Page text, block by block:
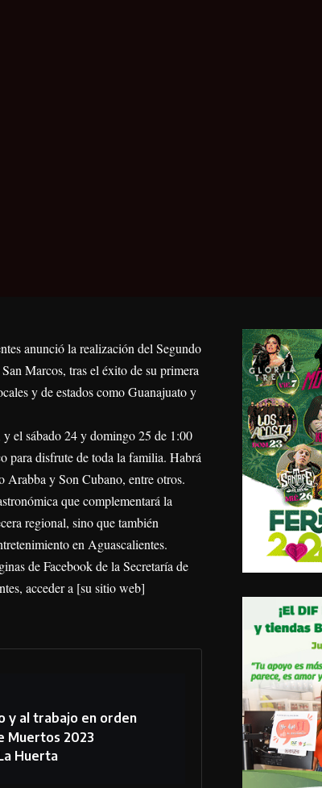
anunció la realización del Segundo
Marcos, tras el éxito de su primera
y de estados como Guanajuato y
el sábado 24 y domingo 25 de 1:00
para disfrute de toda la familia. Habrá
Arabba y Son Cubano, entre otros.
que complementará la
regional, sino que también
en Aguascalientes.
de Facebook de la Secretaría de
acceder a [su sitio web]
y al trabajo en orden
Muertos 2023
Huerta